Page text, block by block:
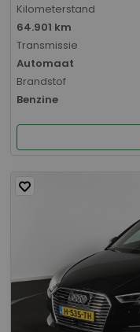
Kilometerstand
64.901 km
Transmissie
Automaat
Brandstof
Benzine